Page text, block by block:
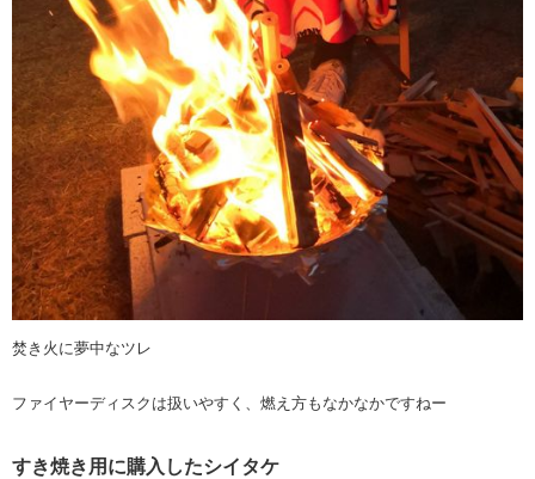
焚き火に夢中なツレ
ファイヤーディスクは扱いやすく、燃え方もなかなかですねー
すき焼き用に購入したシイタケ